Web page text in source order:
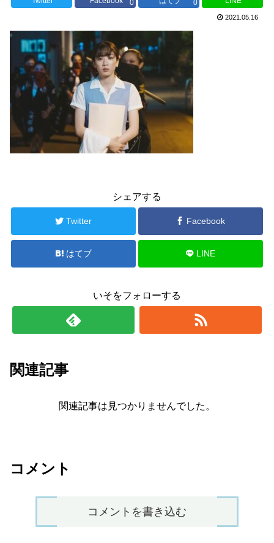
0 0
2021.05.16
シェアする
Twitter Facebook
はてブ LINE
いそをフォローする
関連記事
関連記事は見つかりませんでした。
コメント
コメントを書き込む